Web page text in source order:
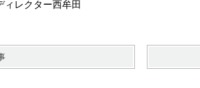
牟田